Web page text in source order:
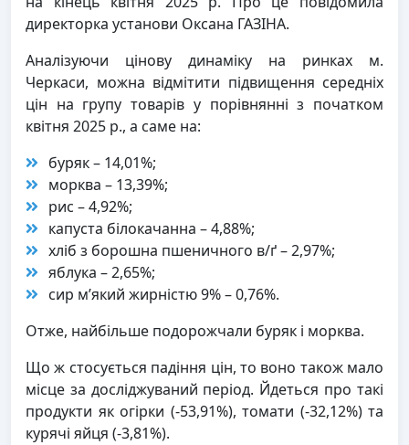
директорка установи Оксана ГАЗІНА.
Аналізуючи цінову динаміку на ринках м.
Черкаси, можна відмітити підвищення середніх
цін на групу товарів у порівнянні з початком
квітня 2025 р., а саме на:
буряк – 14,01%;
морква – 13,39%;
рис – 4,92%;
капуста білокачанна – 4,88%;
хліб з борошна пшеничного в/ґ – 2,97%;
яблука – 2,65%;
сир м’який жирністю 9% – 0,76%.
Отже, найбільше подорожчали буряк і морква.
Що ж стосується падіння цін, то воно також мало
місце за досліджуваний період. Йдеться про такі
продукти як огірки (-53,91%), томати (-32,12%) та
курячі яйця (-3,81%).